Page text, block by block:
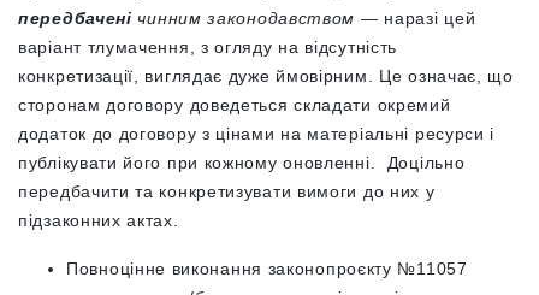
передбачені чинним законодавством — наразі цей
варіант тлумачення, з огляду на відсутність
конкретизації, виглядає дуже ймовірним. Це означає, що
сторонам договору доведеться складати окремий
додаток до договору з цінами на матеріальні ресурси і
публікувати його при кожному оновленні. Доцільно
передбачити та конкретизувати вимоги до них у
підзаконних актах.
Повноцінне виконання законопроєкту №11057